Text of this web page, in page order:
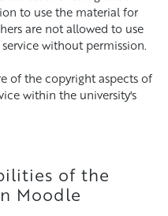
to use the material for
are not allowed to use
without permission.
of the copyright aspects of
within the university's
of the
Moodle